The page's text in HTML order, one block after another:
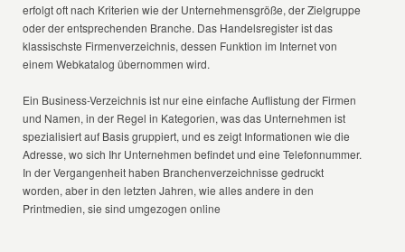
erfolgt oft nach Kriterien wie der Unternehmensgröße, der Zielgruppe
oder der entsprechenden Branche. Das Handelsregister ist das
klassischste Firmenverzeichnis, dessen Funktion im Internet von
einem Webkatalog übernommen wird.
Ein Business-Verzeichnis ist nur eine einfache Auflistung der Firmen
und Namen, in der Regel in Kategorien, was das Unternehmen ist
spezialisiert auf Basis gruppiert, und es zeigt Informationen wie die
Adresse, wo sich Ihr Unternehmen befindet und eine Telefonnummer.
In der Vergangenheit haben Branchenverzeichnisse gedruckt
worden, aber in den letzten Jahren, wie alles andere in den
Printmedien, sie sind umgezogen online